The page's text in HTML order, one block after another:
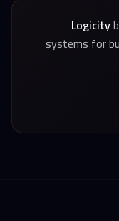
Logicity
systems for